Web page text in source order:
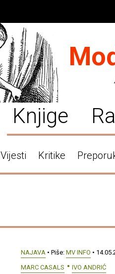
Knjige
Vijesti Kritike
NAJAVA • Piše: MV INFO •
MARC CASALS
IVO ANDRIĆ